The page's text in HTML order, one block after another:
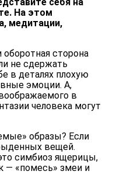
На этом
медитации,
сторона
не сдержать
в деталях плохую
эмоции. А,
в
человека могут
образы? Если
вещей.
симбиоз ящерицы,
— «помесь» змеи и